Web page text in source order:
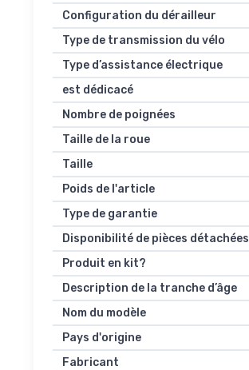
Configuration du dérailleur
Type de transmission du vélo
Type d’assistance électrique
est dédicacé
Nombre de poignées
Taille de la roue
Taille
Poids de l'article
Type de garantie
Disponibilité de pièces détachées
Produit en kit?
Description de la tranche d’âge
Nom du modèle
Pays d'origine
Fabricant